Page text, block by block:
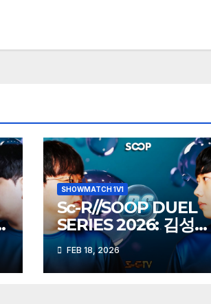
SHOWMATCH 1V1
Sc-R//SOOP DUEL
SERIES 2026: 김성대
Action (Z) vs 도재욱
Best (P)
FEB 18, 2026